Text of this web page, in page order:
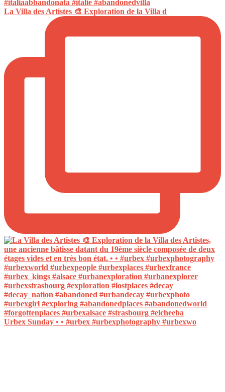
La Villa des Artistes 🎨 Exploration de la Villa d
Urbex Sunday • • #urbex #urbexphotography #urbexwo